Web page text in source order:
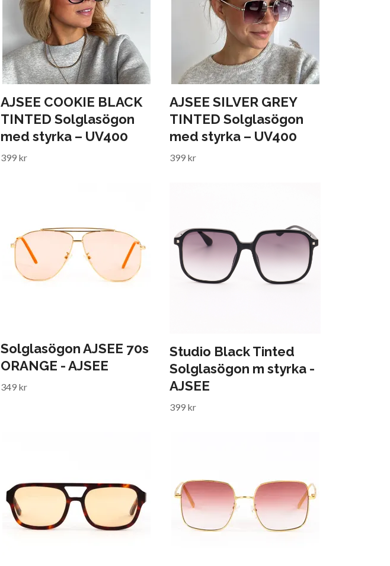
AJSEE COOKIE BLACK
TINTED Solglasögon
med styrka – UV400
399 kr
AJSEE SILVER GREY
TINTED Solglasögon
med styrka – UV400
399 kr
Solglasögon AJSEE 70s
ORANGE - AJSEE
349 kr
Studio Black Tinted
Solglasögon m styrka -
AJSEE
399 kr